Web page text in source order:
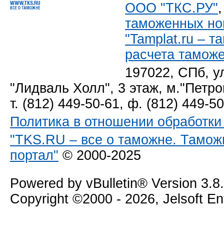
ООО "ТКС.РУ"
таможенных
"Tamplat.ru –
расчета
197022, СПб,
"Лидваль Холл", 3 этаж,
т. (812) 449-50-61, ф. (812) 449-
Политика в отношении
"TKS.RU – все о таможне.
портал" © 2000-2025
Powered by vBulletin® Version
Copyright ©2000 - 2026, Jelsoft